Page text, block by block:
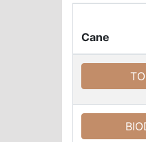
Cane
Cane